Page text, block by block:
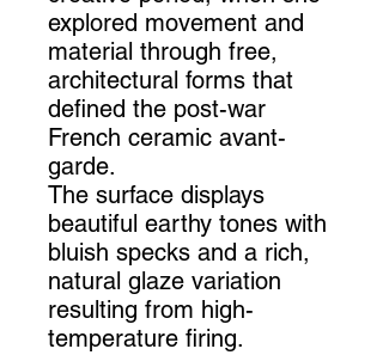
explored movement and
material through free,
architectural forms that
defined the post-war
French ceramic avant-
garde.
The surface displays
beautiful earthy tones with
bluish specks and a rich,
natural glaze variation
resulting from high-
temperature firing.